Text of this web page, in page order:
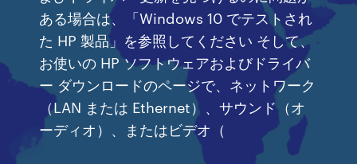
ある場合は、「Windows 10 でテストされ
た HP 製品」を参照してください そして、
お使いの HP ソフトウェアおよびドライバ
ー ダウンロードのページで、ネットワーク
（LAN または Ethernet）、サウンド（オ
ーディオ）、またはビデオ（